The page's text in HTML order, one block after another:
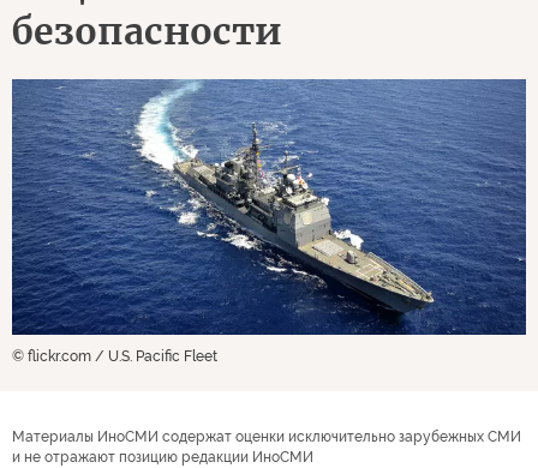
безопасности
© flickr.com / U.S. Pacific Fleet
Материалы ИноСМИ содержат оценки исключительно зарубежных СМИ
и не отражают позицию редакции ИноСМИ